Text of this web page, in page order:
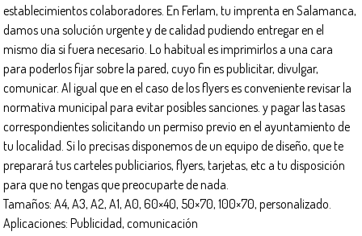
establecimientos colaboradores. En Ferlam, tu imprenta en Salamanca,
damos una solución urgente y de calidad pudiendo entregar en el
mismo día si fuera necesario. Lo habitual es imprimirlos a una cara
para poderlos fijar sobre la pared, cuyo fin es publicitar, divulgar,
comunicar. Al igual que en el caso de los flyers es conveniente revisar la
normativa municipal para evitar posibles sanciones. y pagar las tasas
correspondientes solicitando un permiso previo en el ayuntamiento de
tu localidad. Si lo precisas disponemos de un equipo de diseño, que te
preparará tus carteles publiciarios, flyers, tarjetas, etc a tu disposición
para que no tengas que preocuparte de nada.
Tamaños: A4, A3, A2, A1, A0, 60×40, 50×70, 100×70, personalizado.
Aplicaciones: Publicidad, comunicación